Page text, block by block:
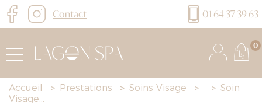
Contact 01 64 37 39 63
0
Accueil > Prestations > Soins Visage > > Soin
Visage...